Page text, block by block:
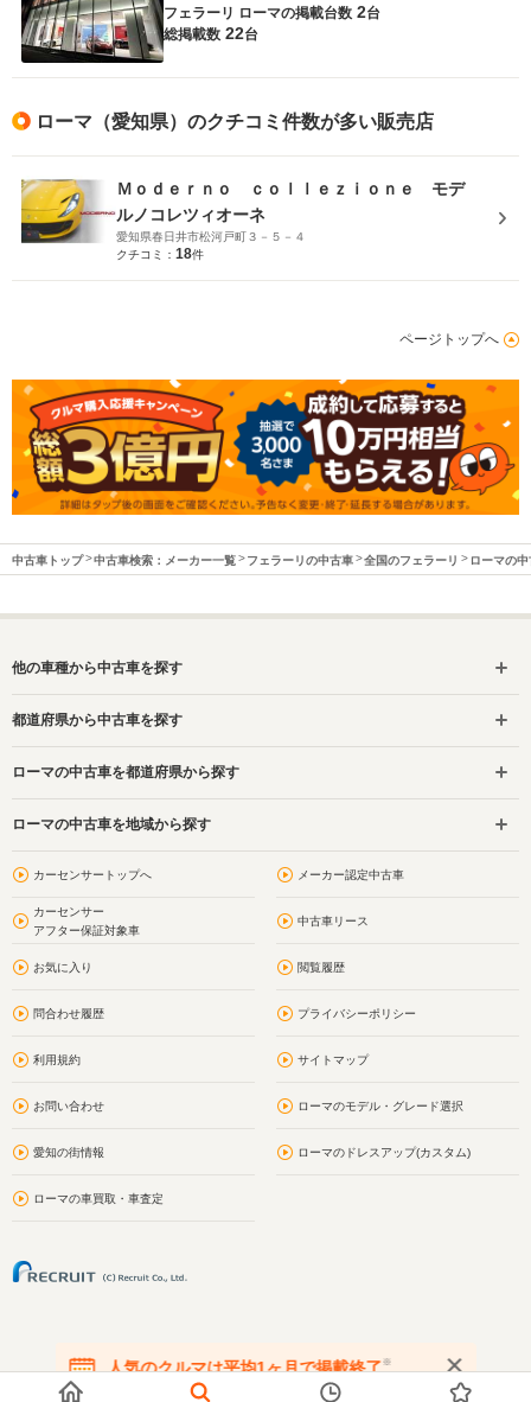
フェラーリ ローマの掲載台数 2台
総掲載数 22台
ローマ（愛知県）のクチコミ件数が多い販売店
Ｍｏｄｅｒｎｏ ｃｏｌｌｅｚｉｏｎｅ モデ
ルノコレツィオーネ
愛知県春日井市松河戸町３－５－４
クチコミ： 18件
ページトップへ
中古車トップ 中古車検索：メーカー一覧 フェラーリの中古車 全国のフェラーリ ローマの
他の車種から中古車を探す
都道府県から中古車を探す
ローマの中古車を都道府県から探す
ローマの中古車を地域から探す
カーセンサートップへ メーカー認定中古車
カーセンサー
アフター保証対象車
中古車リース
お気に入り 閲覧履歴
問合わせ履歴 プライバシーポリシー
利用規約 サイトマップ
お問い合わせ ローマのモデル・グレード選択
愛知の街情報 ローマのドレスアップ(カスタム)
ローマの車買取・車査定
人気のクルマは平均1ヶ月で掲載終了※
在庫が無くなる前にお問い合わせください